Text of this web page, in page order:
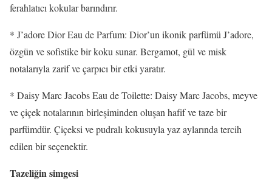
ferahlatıcı kokular barındırır.
* J’adore Dior Eau de Parfum: Dior’un ikonik parfümü J’adore,
özgün ve sofistike bir koku sunar. Bergamot, gül ve misk
notalarıyla zarif ve çarpıcı bir etki yaratır.
* Daisy Marc Jacobs Eau de Toilette: Daisy Marc Jacobs, meyve
ve çiçek notalarının birleşiminden oluşan hafif ve taze bir
parfümdür. Çiçeksi ve pudralı kokusuyla yaz aylarında tercih
edilen bir seçenektir.
Tazeliğin simgesi